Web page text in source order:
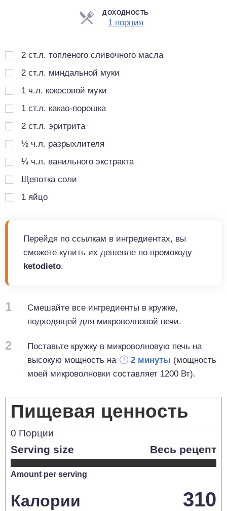
ДОХОДНОСТЬ
1 порция
2 ст.л. топленого сливочного масла
2 ст.л. миндальной муки
1 ч.л. кокосовой муки
1 ст.л. какао-порошка
2 ст.л. эритрита
½ ч.л. разрыхлителя
¼ ч.л. ванильного экстракта
Щепотка соли
1 яйцо
Перейдя по ссылкам в ингредиентах, вы
сможете купить их дешевле по промокоду
ketodieto.
1
Смешайте все ингредиенты в кружке,
подходящей для микроволновой печи.
2
Поставьте кружку в микроволновую печь на
высокую мощность на
2 минуты (мощность
моей микроволновки составляет 1200 Вт).
Пищевая ценность
0 Порции
Serving size Весь рецепт
Amount per serving
Калории 310